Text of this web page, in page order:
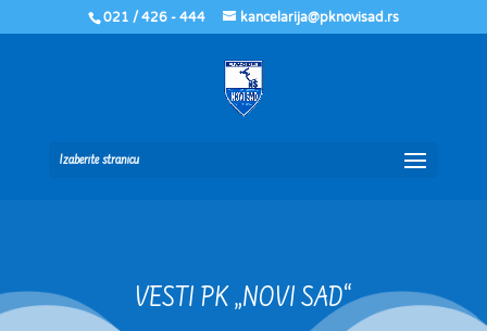
021 / 426 - 444 kancelarija@pknovisad.rs
Izaberite stranicu
VESTI PK „NOVI SAD“